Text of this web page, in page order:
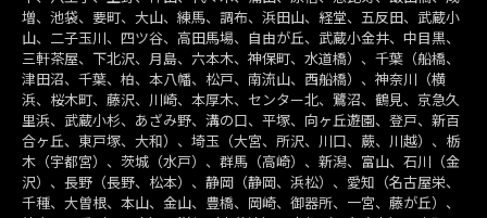
増、池袋、要町、大山、練馬、調布、浜田山、経堂、五反田、武蔵小
山、二子玉川、四ツ谷、高田馬場、自由が丘、武蔵小金井、中目黒、
三軒茶屋、下北沢、月島、六本木、神保町、水道橋）、千葉（船橋、
津田沼、千葉、柏、本八幡、松戸、南流山、西船橋）、神奈川（横
浜、桜木町、藤沢、川崎、本厚木、センター北、鷺沼、鶴見、京急久
里浜、武蔵小杉、あざみ野、溝の口、平塚、向ヶ丘遊園、登戸、新百
合ヶ丘、東戸塚、大和）、埼玉（大宮、所沢、川口、蕨、川越）、栃
木（宇都宮）、茨城（水戸）、群馬（高崎）、新潟、富山、石川（金
沢）、長野（長野、松本）、静岡（静岡、浜松）、愛知（名古屋栄、
千種、大曽根、本山、金山、豊橋、岡崎、御器所、一宮、藤が丘）、